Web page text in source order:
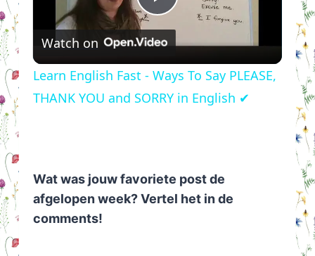
Play
Video
Watch on
Learn English Fast - Ways To Say PLEASE,
THANK YOU and SORRY in English ✔
Wat was jouw favoriete post de
afgelopen week? Vertel het in de
comments!